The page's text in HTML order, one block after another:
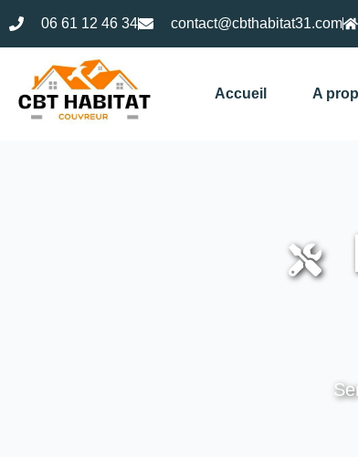
06 61 12 46 34 contact@cbthabitat31.com
Accueil A